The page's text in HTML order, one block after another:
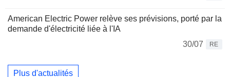
American Electric Power relève ses prévisions, porté par la
demande d'électricité liée à l'IA
30/07
RE
Plus d'actualités